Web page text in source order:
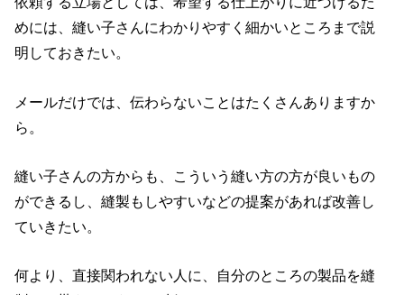
めには、縫い子さんにわかりやすく細かいところまで説
明しておきたい。
メールだけでは、伝わらないことはたくさんありますか
ら。
縫い子さんの方からも、こういう縫い方の方が良いもの
ができるし、縫製もしやすいなどの提案があれば改善し
ていきたい。
何より、直接関われない人に、自分のところの製品を縫